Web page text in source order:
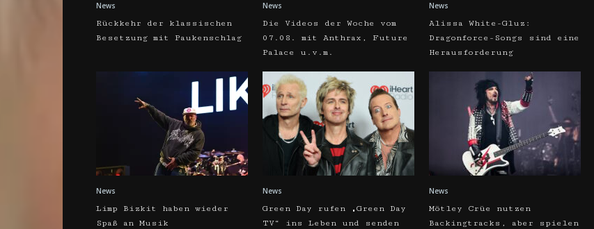
News
Rückkehr der klassischen
Besetzung mit Paukenschlag
News
Die Videos der Woche vom
07.08. mit Anthrax, Future
Palace u.v.m.
News
Alissa White-Gluz:
Dragonforce-Songs sind eine
Herausforderung
News
Limp Bizkit haben wieder
Spaß an Musik
News
Green Day rufen „Green Day
TV“ ins Leben und senden
News
Mötley Crüe nutzen
Backingtracks, aber spielen